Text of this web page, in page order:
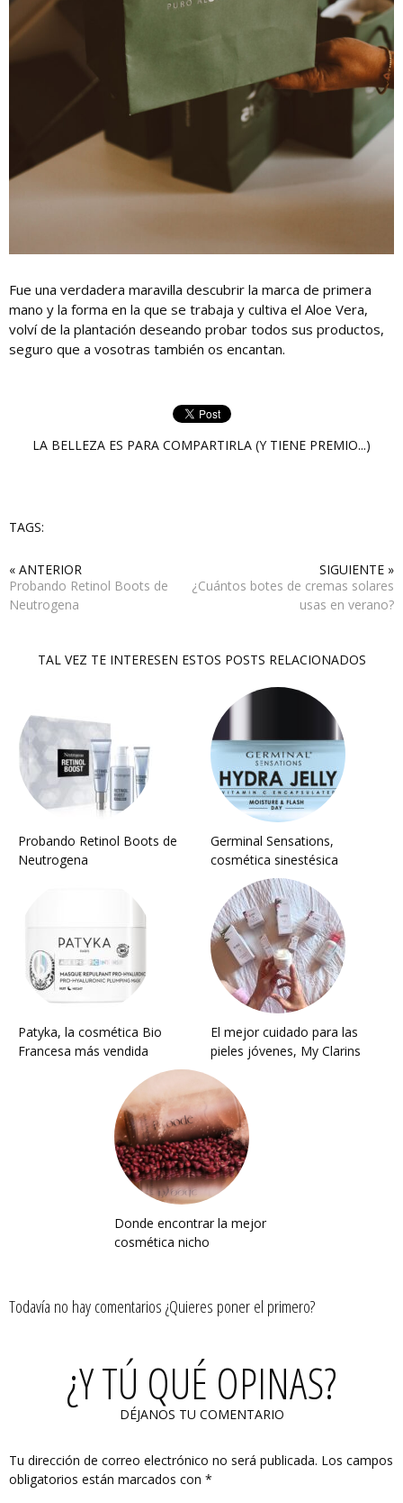
Fue una verdadera maravilla descubrir la marca de primera
mano y la forma en la que se trabaja y cultiva el Aloe Vera,
volví de la plantación deseando probar todos sus productos,
seguro que a vosotras también os encantan.
LA BELLEZA ES PARA COMPARTIRLA (Y TIENE PREMIO...)
TAGS:
« ANTERIOR
Probando Retinol Boots de
Neutrogena
SIGUIENTE »
¿Cuántos botes de cremas solares
usas en verano?
TAL VEZ TE INTERESEN ESTOS POSTS RELACIONADOS
Probando Retinol Boots de
Neutrogena
Germinal Sensations,
cosmética sinestésica
Patyka, la cosmética Bio
Francesa más vendida
El mejor cuidado para las
pieles jóvenes, My Clarins
Donde encontrar la mejor
cosmética nicho
Todavía no hay comentarios ¿Quieres poner el primero?
¿Y TÚ QUÉ OPINAS?
DÉJANOS TU COMENTARIO
Tu dirección de correo electrónico no será publicada. Los campos
obligatorios están marcados con *